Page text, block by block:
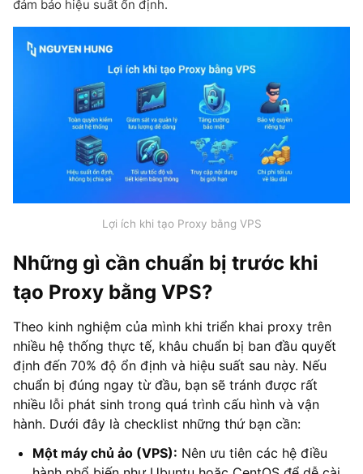
đảm bảo hiệu suất ổn định.
Lợi ích khi tạo Proxy bằng VPS
Những gì cần chuẩn bị trước khi
tạo Proxy bằng VPS?
Theo kinh nghiệm của mình khi triển khai proxy trên
nhiều hệ thống thực tế, khâu chuẩn bị ban đầu quyết
định đến 70% độ ổn định và hiệu suất sau này. Nếu
chuẩn bị đúng ngay từ đầu, bạn sẽ tránh được rất
nhiều lỗi phát sinh trong quá trình cấu hình và vận
hành. Dưới đây là checklist những thứ bạn cần:
Một máy chủ ảo (VPS): Nên ưu tiên các hệ điều